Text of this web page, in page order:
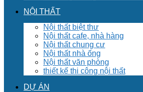
NỘI THẤT
Nội thất biệt thư
Nội thất cafe, nhà hàng
Nội thất chung cư
Nội thất nhà ống
Nội thất văn phòng
thiết kế thi công nội thất
DỰ ÁN